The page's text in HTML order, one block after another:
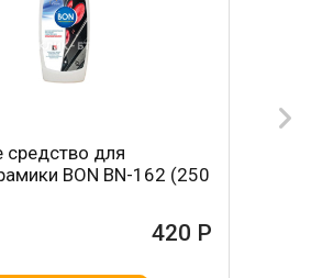
средство для
BON BN-162 (250
420 Р
ухода за
BON BN-603